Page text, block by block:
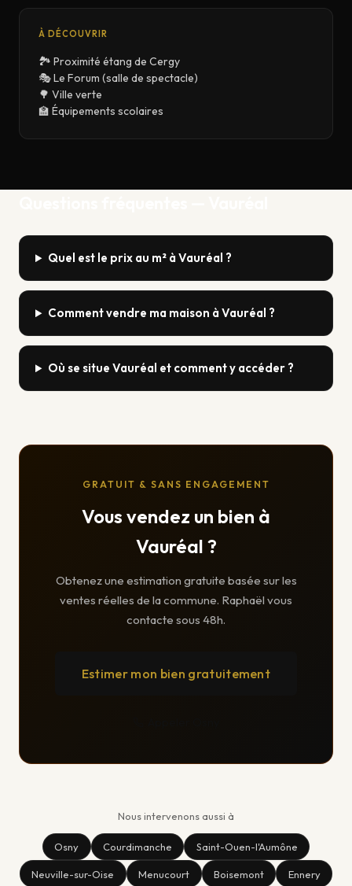
À DÉCOUVRIR
🏞️ Proximité étang de Cergy
🎭 Le Forum (salle de spectacle)
🌳 Ville verte
🏫 Équipements scolaires
Quel est le prix au m² à Vauréal ?
Comment vendre ma maison à Vauréal ?
Où se situe Vauréal et comment y accéder ?
GRATUIT & SANS ENGAGEMENT
Vous vendez un bien à
Vauréal ?
Obtenez une estimation gratuite basée sur les
ventes réelles de la commune. Raphaël vous
contacte sous 48h.
Estimer mon bien gratuitement
Nous intervenons aussi à
Osny Courdimanche Saint-Ouen-l'Aumône
Neuville-sur-Oise Menucourt Boisemont Ennery